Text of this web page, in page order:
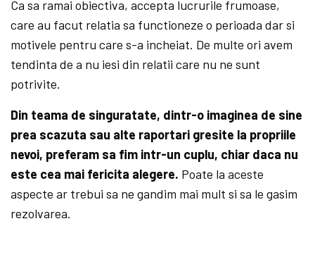
Ca sa ramai obiectiva, accepta lucrurile frumoase,
care au facut relatia sa functioneze o perioada dar si
motivele pentru care s-a incheiat. De multe ori avem
tendinta de a nu iesi din relatii care nu ne sunt
potrivite.
Din teama de singuratate, dintr-o imaginea de sine
prea scazuta sau alte raportari gresite la propriile
nevoi, preferam sa fim intr-un cuplu, chiar daca nu
este cea mai fericita alegere. Poate la aceste
aspecte ar trebui sa ne gandim mai mult si sa le gasim
rezolvarea.